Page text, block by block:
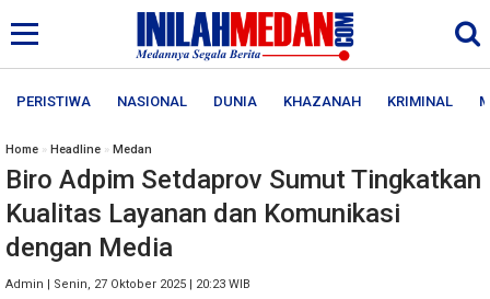
PERISTIWA NASIONAL DUNIA KHAZANAH KRIMINAL
Home » Headline » Medan
Biro Adpim Setdaprov Sumut Tingkatkan
Kualitas Layanan dan Komunikasi
dengan Media
Admin | Senin, 27 Oktober 2025 | 20:23 WIB